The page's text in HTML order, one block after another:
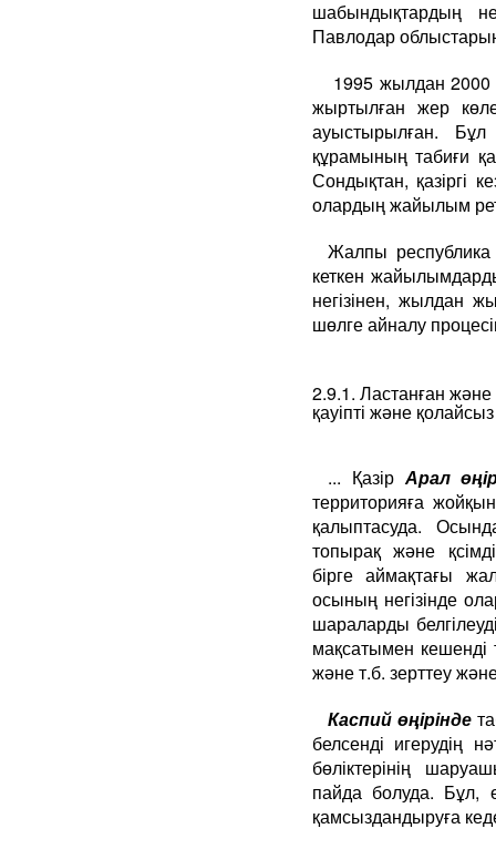
шабындықтардың
Павлодар
1995 жылдан 2000
жыртылған жер
ауыстырылған.
құрамының табиғи
Сондықтан, қазіргі
олардың жайылым
Жалпы
кеткен
негізінен, жылдан
шөлге айналу
2.9.1. Ластанған
қауіпті және
... ҚазірАрал
территорияға
қалыптасуда.
топырақ және
бірге аймақтағы
осының негізінде
шараларды
мақсатымен кешенді
және т.б. зерттеу
Каспий өңірінде
белсенді игерудің
бөліктерінің
пайда болуда. Бұл,
қамсыздандыруға